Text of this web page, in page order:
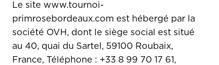
Le site www.tournoi-
primrosebordeaux.com est hébergé par la
société OVH, dont le siège social est situé
au 40, quai du Sartel, 59100 Roubaix,
France, Téléphone : +33 8 99 70 17 61,